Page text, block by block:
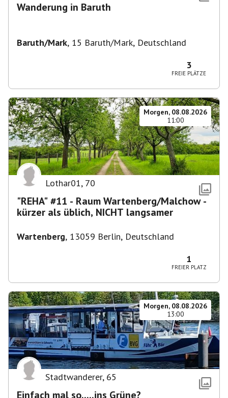
Wanderung in Baruth
Baruth/Mark, 15 Baruth/Mark, Deutschland
3
FREIE PLÄTZE
Morgen, 08.08.2026
11:00
Lothar01, 70
"REHA" #11 - Raum Wartenberg/Malchow -
kürzer als üblich, NICHT langsamer
Wartenberg, 13059 Berlin, Deutschland
1
FREIER PLATZ
Morgen, 08.08.2026
13:00
Stadtwanderer, 65
Einfach mal so.....ins Grüne?